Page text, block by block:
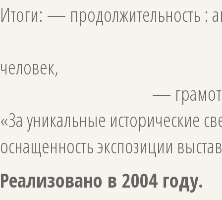
Итоги: —
— грамота от
«За уникальные исторические
оснащенность экспозиции
Реализовано в 2004 году.